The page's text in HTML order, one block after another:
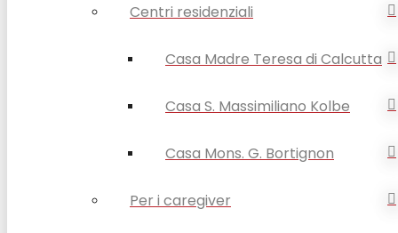
Centri residenziali
Casa Madre Teresa di Calcutta
Casa S. Massimiliano Kolbe
Casa Mons. G. Bortignon
Per i caregiver